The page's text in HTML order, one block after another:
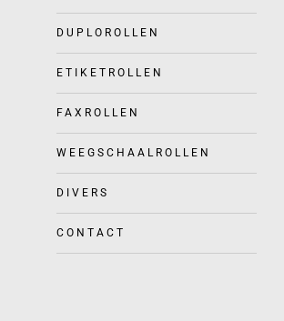
DUPLOROLLEN
ETIKETROLLEN
FAXROLLEN
WEEGSCHAALROLLEN
DIVERS
CONTACT